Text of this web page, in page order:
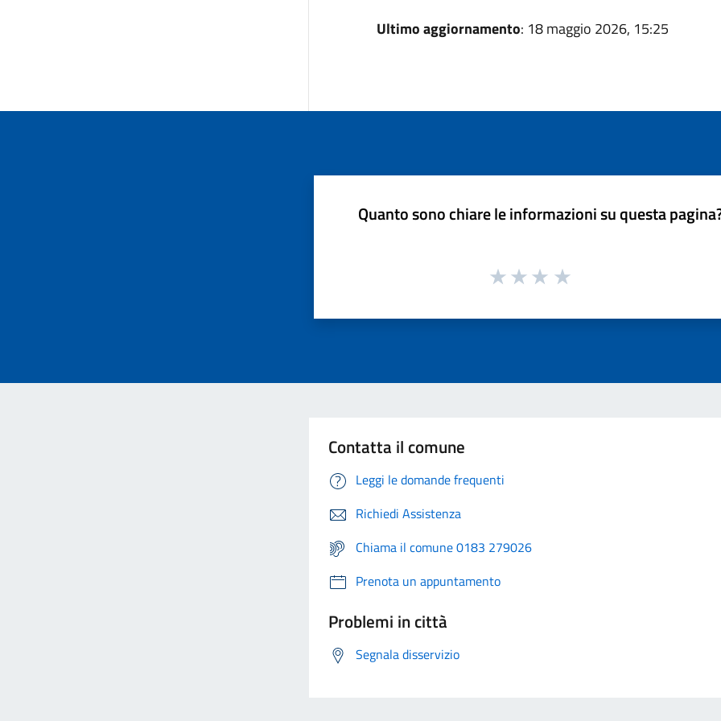
Ultimo aggiornamento: 18 maggio 2026, 15:25
Quanto sono chiare le informazioni su questa
Contatta il comune
Leggi le domande frequenti
Richiedi Assistenza
Chiama il comune 0183 279026
Prenota un appuntamento
Problemi in città
Segnala disservizio